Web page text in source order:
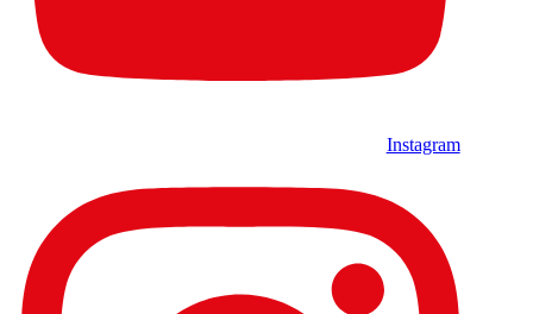
Instagram